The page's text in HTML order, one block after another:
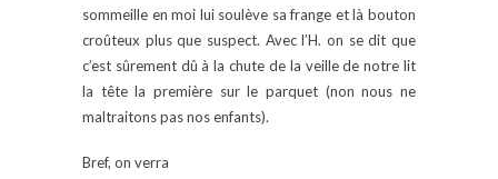
sommeille en moi lui soulève sa frange et là bouton
croûteux plus que suspect. Avec l’H. on se dit que
c’est sûrement dû à la chute de la veille de notre lit
la tête la première sur le parquet (non nous ne
maltraitons pas nos enfants).
Bref, on verra